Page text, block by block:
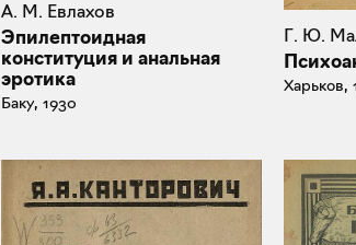
А. М. Евлахов
Эпилептоидная
конституция и анальная
эротика
Баку, 1930
Г. Ю.
Харьков,